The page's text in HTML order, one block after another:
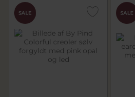
SALE SALE